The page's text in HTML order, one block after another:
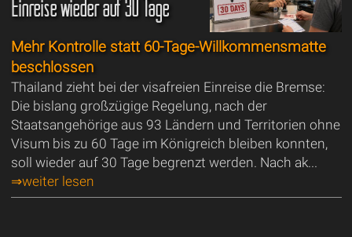
Einreise wieder auf 30 Tage
Mehr Kontrolle statt 60-Tage-Willkommensmatte
beschlossen
Thailand zieht bei der visafreien Einreise die Bremse:
Die bislang großzügige Regelung, nach der
Staatsangehörige aus 93 Ländern und Territorien ohne
Visum bis zu 60 Tage im Königreich bleiben konnten,
soll wieder auf 30 Tage begrenzt werden. Nach ak...
⇒weiter lesen